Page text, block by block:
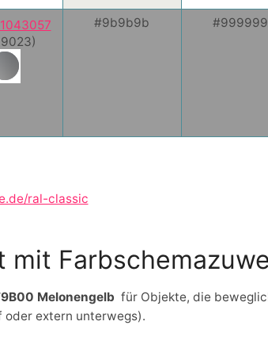
#9b9b9b #999999
ral-classic
mit
Melonengelb für Objekte, die
oder extern unterwegs).